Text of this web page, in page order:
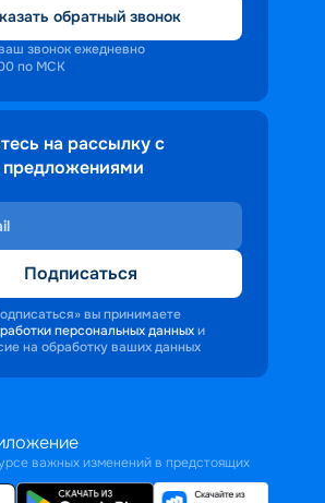
обратный звонок
звонок ежедневно
по МСК
на рассылку с
Подписаться
вы принимаете
персональных данных и
на обработку ваших данных
важных изменений в предстоящих